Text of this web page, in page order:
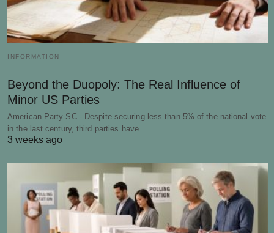
INFORMATION
Beyond the Duopoly: The Real Influence of
Minor US Parties
American Party SC - Despite securing less than 5% of the national vote
in the last century, third parties have…
3 weeks ago